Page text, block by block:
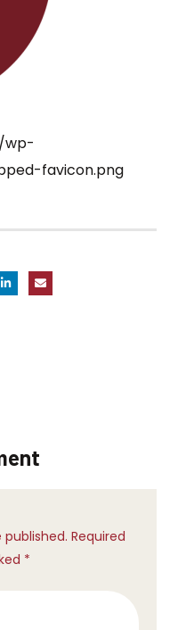
wp-
favicon.png
Required
*